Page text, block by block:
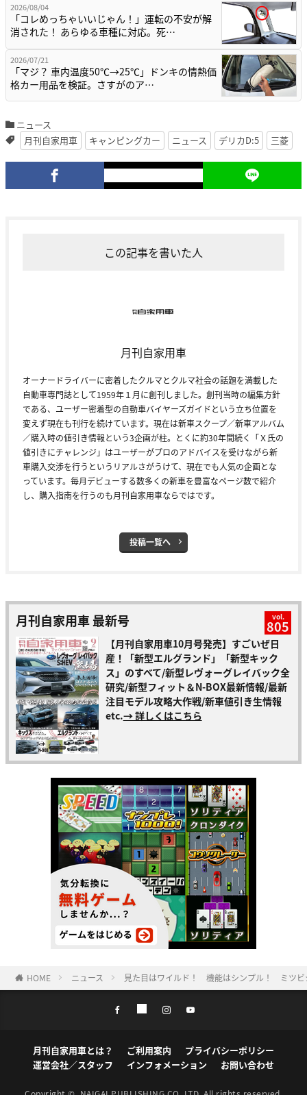
2026/08/04
「コレめっちゃいいじゃん！」運転の不安が解
消された！ あらゆる車種に対応。死…
2026/07/21
「マジ？ 車内温度50℃→25℃」ドンキの情熱価
格カー用品を検証。さすがのア…
ニュース
月刊自家用車
キャンピングカー ニュース デリカD:5 三菱
この記事を書いた人
月刊自家用車
オーナードライバーに密着したクルマとクルマ社会の話題を満載した
自動車専門誌として1959年１月に創刊しました。創刊当時の編集方針
である、ユーザー密着型の自動車バイヤーズガイドという立ち位置を
変えず現在も刊行を続けています。現在は新車スクープ／新車アルバム
／購入時の値引き情報という3企画が柱。とくに約30年間続く「Ｘ氏の
値引きにチャレンジ」はユーザーがプロのアドバイスを受けながら新
車購入交渉を行うというリアルさがうけて、現在でも人気の企画とな
っています。毎月デビューする数多くの新車を豊富なページ数で紹介
し、購入指南を行うのも月刊自家用車ならではです。
投稿一覧へ
月刊自家用車 最新号 vol.
805
【月刊自家用車10月号発売】すごいぜ日
産！「新型エルグランド」「新型キック
ス」のすべて/新型レヴォーグレイバック全
研究/新型フィット＆N-BOX最新情報/最新
注目モデル攻略大作戦/新車値引き生情報
etc.→ 詳しくはこちら
HOME ニュース 見た目はワイルド！ 機能はシンプル！ ミツビ
月刊自家用車とは？ ご利用案内
プライバシーポリシー
運営会社／スタッフ
インフォメーション お問い合わせ